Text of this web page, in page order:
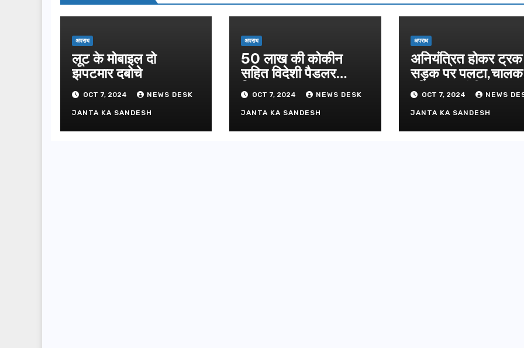
अपराध
लूट के मोबाइल दो
झपटमार दबोचे
OCT 7, 2024 NEWS DESK
JANTA KA SANDESH
अपराध
50 लाख की कोकीन
सहित विदेशी पैडलर
गिफ्तार
OCT 7, 2024 NEWS DESK
JANTA KA SANDESH
अपराध
अनियंत्रित होकर ट्रक
सड़क पर
परिचालक गंभीर
OCT 7, 2024 NEWS
JANTA KA SANDESH
योजनाओं की